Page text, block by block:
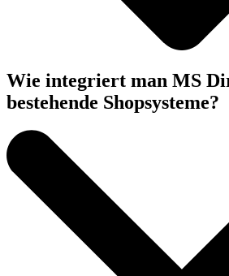
Wie integriert man MS
bestehende Shopsysteme?